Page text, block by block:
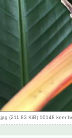
(211.83 KiB) 10148 keer